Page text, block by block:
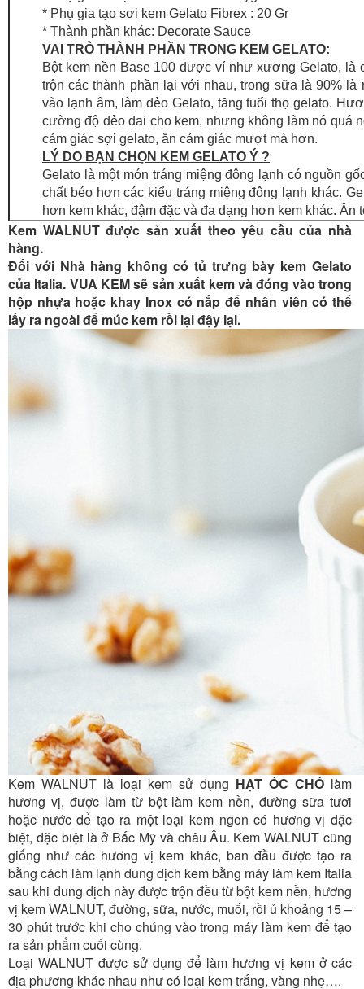
* Phụ gia tạo sơi kem Gelato Fibrex : 20 Gr
* Thành phần khác: Decorate Sauce
VAI TRÒ THÀNH PHẦN TRONG KEM GELATO:
Bột kem nền Base 100 được ví như xương Gelato,
trộn các thành phần lại với nhau, trong sữa là 90%
vào lạnh âm, làm dẻo Gelato, tăng tuổi thọ gelato.
cường độ dẻo dai cho kem, nhưng không làm nó quá
cảm giác sợi gelato, ăn cảm giác mượt mà hơn.
LÝ DO BẠN CHỌN KEM GELATO Ý ?
Gelato là một món tráng miệng đông lạnh có nguồn
chất béo hơn các kiểu tráng miệng đông lạnh khác.
hơn kem khác, đậm đặc và đa dạng hơn kem khác. Ăn
Kem WALNUT được sản xuất theo yêu cầu của nhà
hàng.
Đối với Nhà hàng không có tủ trưng bày kem Gelato
của Italia. VUA KEM sẽ sản xuất kem và đóng vào trong
hộp nhựa hoặc khay Inox có nắp để nhân viên có thể
lấy ra ngoài để múc kem rồi lại đậy lại.
Kem WALNUT là loại kem sử dụng HẠT ÓC CHÓ làm
hương vị, được làm từ bột làm kem nền, đường sữa tươi
hoặc nước để tạo ra một loại kem ngon có hương vị đặc
biệt, đặc biệt là ở Bắc Mỹ và châu Âu. Kem WALNUT cũng
giống như các hương vị kem khác, ban đầu được tạo ra
bằng cách làm lạnh dung dịch kem bằng máy làm kem Italia
sau khi dung dịch này được trộn đều từ bột kem nền, hương
vị kem WALNUT, đường, sữa, nước, muối, rồi ủ khoảng 15 –
30 phút trước khi cho chúng vào trong máy làm kem để tạo
ra sản phẩm cuối cùng.
Loại WALNUT được sử dụng để làm hương vị kem ở các
địa phương khác nhau như có loại kem trắng, vàng nhẹ….